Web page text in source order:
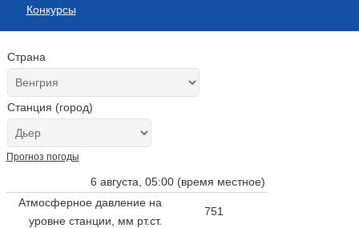
Конкурсы
Страна
Станция (город)
Прогноз погоды
6 августа, 05:00 (время местное)
Атмосферное давление на
уровне станции, мм рт.ст.
751